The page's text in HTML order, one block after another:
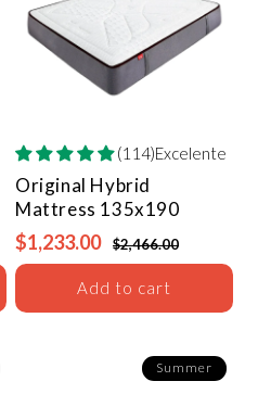
(114)Excelente
Original Hybrid
Mattress 135x190
$1,233.00 $2,466.00
Add to cart
Summer